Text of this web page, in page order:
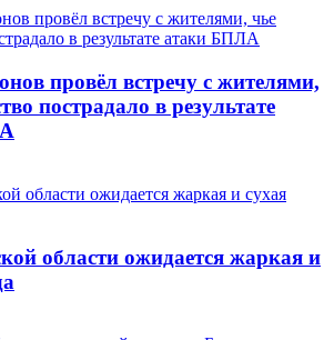
провёл встречу с жителями,
пострадало в результате
области ожидается жаркая и